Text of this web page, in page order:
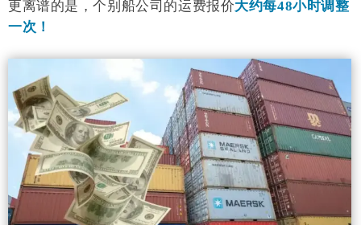
更离谱的是，个别船公司的运费报价大约每48小时调整
一次！